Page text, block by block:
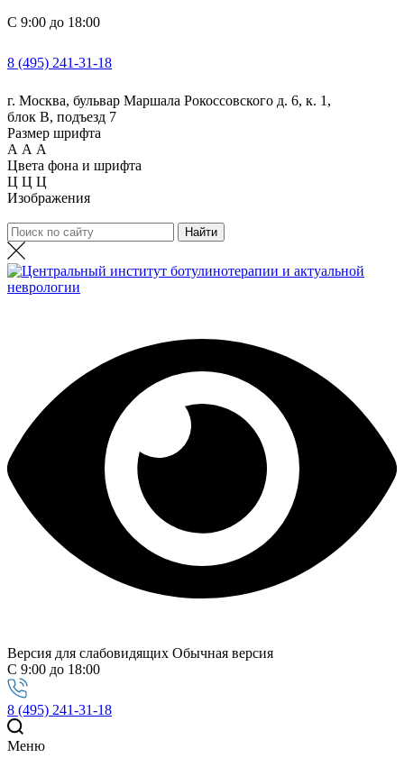
С 9:00 до 18:00
8 (495) 241-31-18
г. Москва, бульвар Маршала Рокоссовского д. 6, к. 1,
блок В, подъезд 7
Размер шрифта
А А А
Цвета фона и шрифта
Ц Ц Ц
Изображения
Версия для слабовидящих Обычная версия
С 9:00 до 18:00
8 (495) 241-31-18
Меню